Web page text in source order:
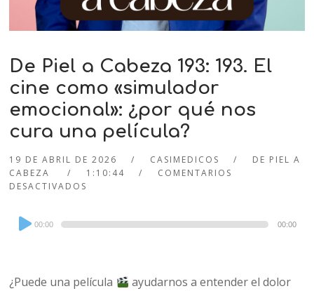
De Piel a Cabeza 193: 193. El
cine como «simulador
emocional»: ¿por qué nos
cura una película?
19 DE ABRIL DE 2026 CASIMEDICOS
DE PIEL A
CABEZA
1:10:44
COMENTARIOS
DESACTIVADOS
Audio
Player
00:00 00:00
¿Puede una película
ayudarnos a entender el dolor